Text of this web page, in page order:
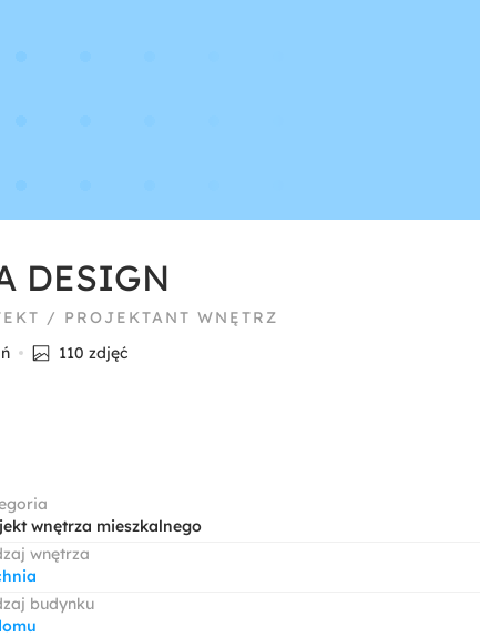
DESIGN
/ PROJEKTANT WNĘTRZ
110 zdjęć
wnętrza mieszkalnego
wnętrza
budynku